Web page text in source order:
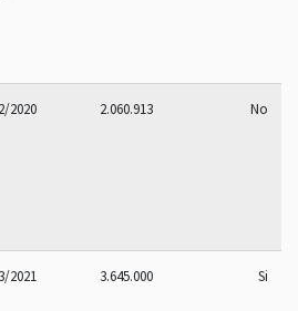
2020 2.060.913 No
2021 3.645.000 Si